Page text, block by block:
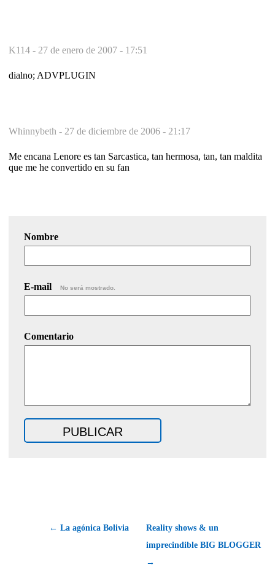
K114 - 27 de enero de 2007 - 17:51
dialno; ADVPLUGIN
Whinnybeth - 27 de diciembre de 2006 - 21:17
Me encana Lenore es tan Sarcastica, tan hermosa, tan, tan maldita
que me he convertido en su fan
Nombre
E-mail No será mostrado.
Comentario
← La agónica Bolivia
Reality shows & un
imprecindible BIG BLOGGER
→